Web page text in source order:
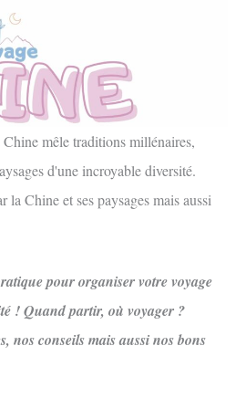
mêle traditions millénaires,
d'une incroyable diversité.
la Chine et ses paysages mais aussi
pour organiser votre voyage
! Quand partir, où voyager ?
nos conseils mais aussi nos bons